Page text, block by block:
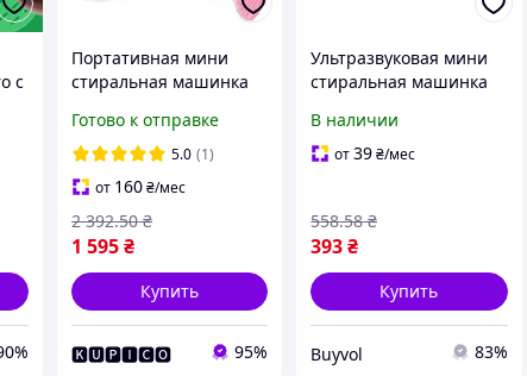
с
Портативная мини
стиральная машинка
10л для стирки детской
одежды
Готово к отправке
5.0 (1)
от 160₴/мес
1 595₴
2 392.50 ₴
Купить
🅺🆄🅿🅸🅲🅾 95%
Ультразвуковая мини
стиральная машинка
для стирки 1 кг одежды
BUV
В наличии
от39₴/мес
393₴
558.58 ₴
Купить
Buyvol 83%